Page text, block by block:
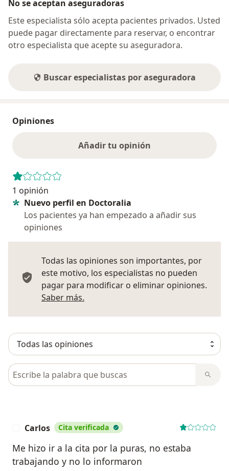
No se aceptan aseguradoras
Este especialista sólo acepta pacientes privados. Usted
puede pagar directamente para reservar, o encontrar
otro especialista que acepte su aseguradora.
Buscar especialistas por aseguradora
Opiniones
Añadir tu opinión
1 opinión
Nuevo perfil en Doctoralia
Los pacientes ya han empezado a añadir sus
opiniones
Todas las opiniones son importantes, por
este motivo, los especialistas no pueden
pagar para modificar o eliminar opiniones.
Saber más.
Busca en opiniones
Carlos Cita verificada
Me hizo ir a la cita por la puras, no estaba
trabajando y no lo informaron